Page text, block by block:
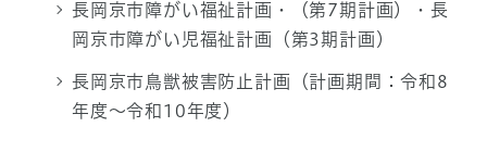
長岡京市障がい福祉計画・（第7期計画）・長
岡京市障がい児福祉計画（第3期計画）
長岡京市鳥獣被害防止計画（計画期間：令和8
年度～令和10年度）